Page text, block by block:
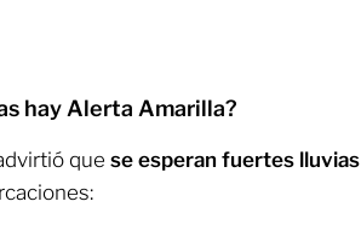
hay Alerta Amarilla?
que se esperan fuertes lluvias